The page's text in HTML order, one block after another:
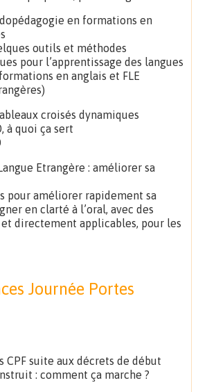
en formations en
outils et méthodes
pour l’apprentissage des langues
en anglais et FLE
croisés dynamiques
à quoi ça sert
Etrangère : améliorer sa
pour améliorer rapidement sa
en clarté à l’oral, avec des
directement applicables, pour les
Journée Portes
CPF suite aux décrets de début
: comment ça marche ?